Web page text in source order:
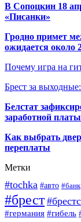
В Сопоцкин 18
«Писанки»
Гродно примет
ожидается около
Почему игра на
Брест за
Белстат
заработной
Как выбрать
переплаты
Метки
#tochka #авто #банк
#брест
#германия #гибель